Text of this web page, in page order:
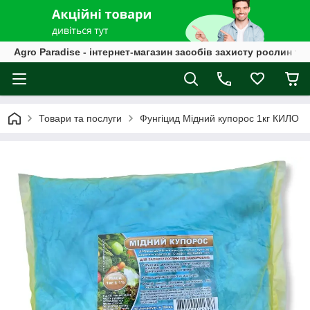
Agro Paradise - інтернет-магазин засобів захисту рослин
Товари та послуги Фунгіцид Мідний купорос 1кг КИЛО